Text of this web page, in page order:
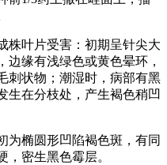
叶片受害：初期呈针尖大
边缘有浅绿色或黄色晕环，
刺状物；潮湿时，病部有黑
生在分枝处，产生褐色稍凹
椭圆形凹陷褐色斑，有同
密生黑色霉层。